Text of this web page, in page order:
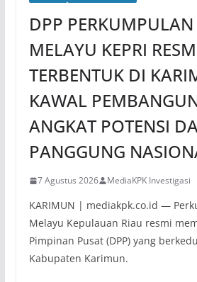
DPP
MELAYU KEPRI
TERBENTUK DI
KAWAL
ANGKAT POTENSI
PANGGUNG
7 Agustus 2026 MediaKPK Investigasi
KARIMUN | mediakpk.co.id —
Melayu Kepulauan Riau resmi
Pimpinan Pusat (DPP) yang
Kabupaten Karimun.